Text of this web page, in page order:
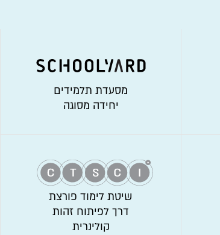
מסעדת תלמידים
יחידה מסוגה
שיטת לימוד פורצת
דרך לפיתוח זהות
קולינרית